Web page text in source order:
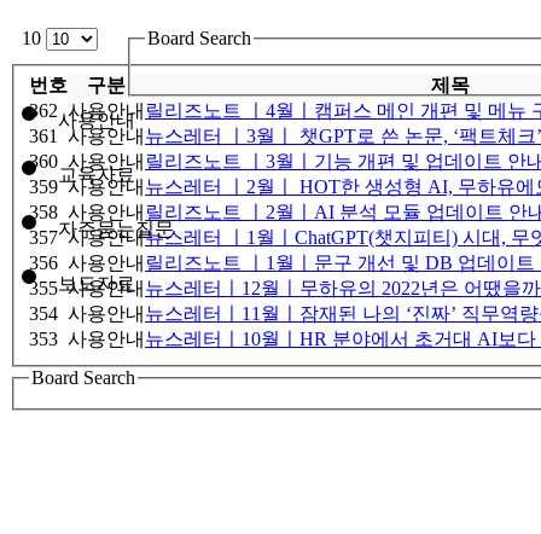
10
사용안내
교육자료
자주묻는질문
보도자료
Board Search
번호 구분
제목
362 사용안내 릴리즈노트 ㅣ4월ㅣ캠퍼스 메인 개편 및 메뉴
361
사용안내 뉴스레터 ㅣ3월ㅣ 챗GPT로 쓴 논문, ‘팩트체크
360 사용안내 릴리즈노트 ㅣ3월ㅣ기능 개편 및 업데이트 안
359 사용안내 뉴스레터 ㅣ2월ㅣ HOT한 생성형 AI, 무하유에
358 사용안내 릴리즈노트 ㅣ2월ㅣAI 분석 모듈 업데이트 안
357 사용안내뉴스레터 ㅣ1월ㅣChatGPT(챗지피티) 시대, 무
356 사용안내 릴리즈노트 ㅣ1월ㅣ문구 개선 및 DB 업데이트
355 사용안내 뉴스레터ㅣ12월ㅣ무하유의 2022년은 어땠을
354 사용안내 뉴스레터ㅣ11월ㅣ잠재된 나의 ‘진짜’ 직무역
353 사용안내 뉴스레터ㅣ10월ㅣHR 분야에서 초거대 AI보
Board Search